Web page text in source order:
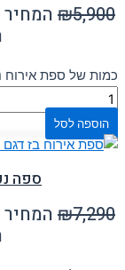
₪5,900 המחיר
כמות של ספת אירוח
הוספה לסל
ספה
₪7,290 המחיר